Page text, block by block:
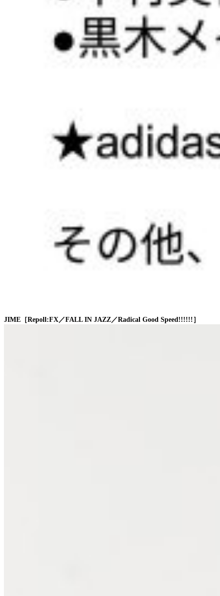
JIME［Repoll:FX／FALL IN JAZZ／Radical Good Speed!!!!!!］